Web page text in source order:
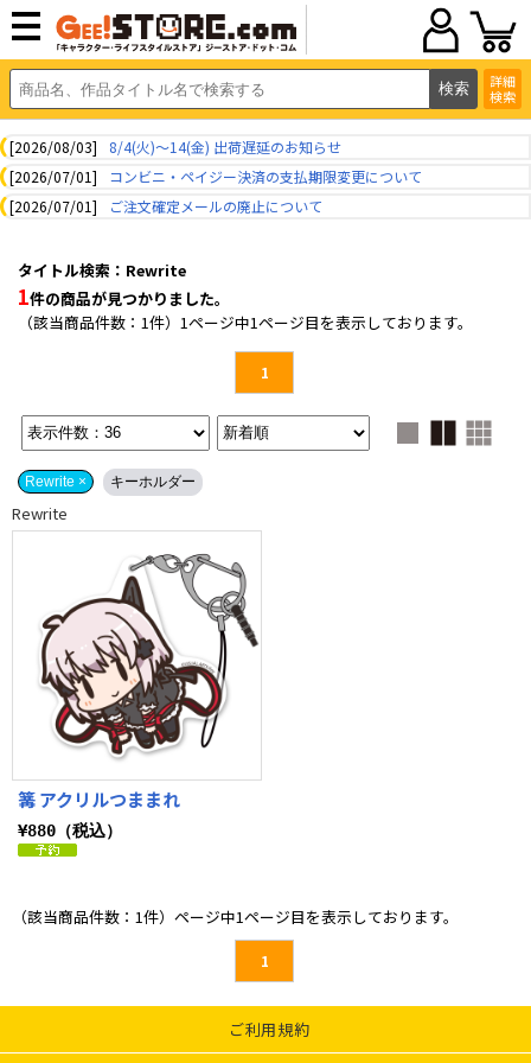
詳細
検索
[2026/08/03]
8/4(火)～14(金) 出荷遅延のお知らせ
[2026/07/01]
コンビニ・ペイジー決済の支払期限変更について
[2026/07/01]
ご注文確定メールの廃止について
タイトル検索：Rewrite
1件の商品が見つかりました。
（該当商品件数：1件）1ページ中1ページ目を表示しております。
1
Rewrite × キーホルダー
Rewrite
篝 アクリルつままれ
¥880（税込）
（該当商品件数：1件）ページ中1ページ目を表示しております。
1
ご利用規約